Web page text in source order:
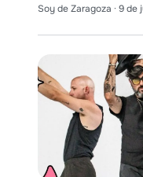
Soy de Zaragoza · 9 de